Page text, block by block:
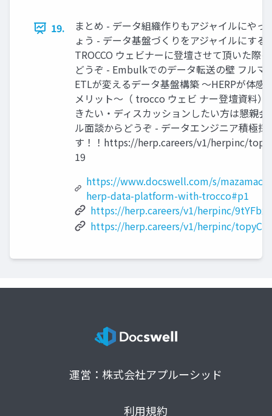
19.
まとめ - データ組織作りもアジャイルにやっ
ょう - データ基盤づくりをアジャイルにする
TROCCO ウェビナーに登壇させて頂いた際
どうぞ - Embulkでのデータ転送の壁 フルマ
ETLが変えるデータ基盤構築 〜HERPが体感
メリット〜（ trocco ウェビ ナー登壇資料）
きたい・ディスカッションしたい方は懇親会
ル面談からどうぞ - データエンジニア積極採
す！！https://herp.careers/v1/herpinc/
19
https://www.docswell.com/s/
herp-data-platform-with-trocco#p1
https://herp.careers/v1/herpinc/
https://herp.careers/v1/herpinc/
運営：株式会社アプルーシッド
利用規約